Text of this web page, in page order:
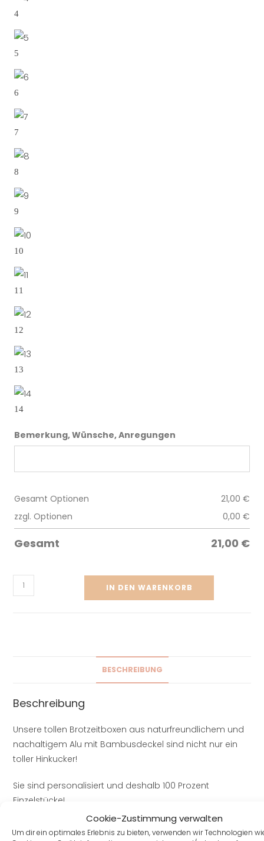
Cookie-Zustimmung verwalten
Um dir ein optimales Erlebnis zu bieten, verwenden wir Technologien
4
5
6
7
8
9
10
11
12
13
14
Bemerkung, Wünsche, Anregungen
Gesamt Optionen 21,00 €
zzgl. Optionen
0,00 €
Gesamt 21,00 €
IN DEN WARENKORB
BESCHREIBUNG
Beschreibung
Unsere tollen Brotzeitboxen aus naturfreundlichem und
nachaltigem Alu mit Bambusdeckel sind nicht nur ein
toller Hinkucker!
Sie sind personalisiert und deshalb 100 Prozent
Einzelstücke!
Perfekt für Schulkinder, Kindergartenkinder, aber auch